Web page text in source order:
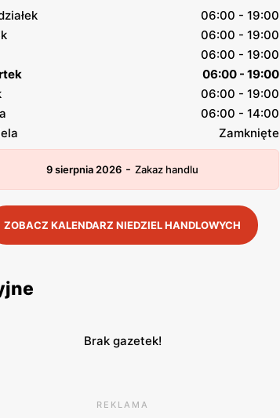
06:00 - 19:00
06:00 - 19:00
06:00 - 19:00
06:00 - 19:00
06:00 - 19:00
06:00 - 14:00
Zamknięte
9 sierpnia 2026 - Zakaz handlu
ZOBACZ KALENDARZ NIEDZIEL HANDLOWYCH
Brak gazetek!
REKLAMA